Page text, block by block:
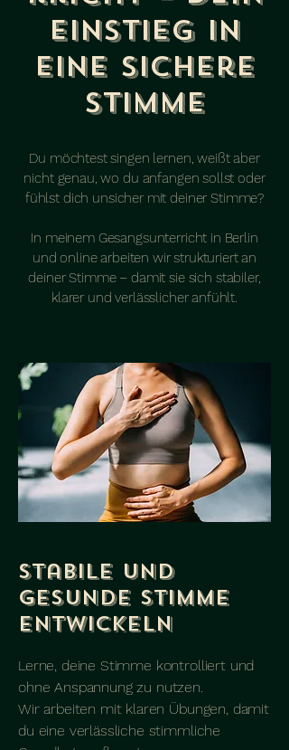
Einstieg in
eine sichere
Stimme
Du möchtest singen lernen, weißt aber
nicht genau, wo du anfangen sollst oder
fühlst dich unsicher mit deiner Stimme?
In meinem Gesangsunterricht in Berlin
und online arbeiten wir strukturiert an
deiner Stimme – damit sie sich stabiler,
klarer und verlässlicher anfühlt.
Stabile und
gesunde Stimme
entwickeln
Lerne, deine Stimme kontrolliert und
ohne Anspannung zu nutzen.
Wir arbeiten mit klaren Übungen, damit
du eine verlässliche stimmliche